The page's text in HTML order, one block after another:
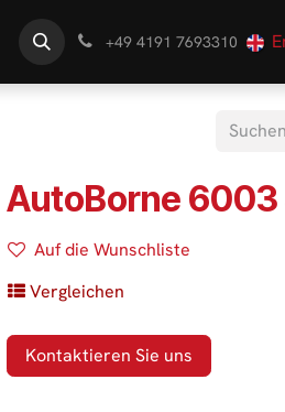
+49 4191 7693310
AutoBorne 6003
Auf die Wunschliste
Vergleichen
Kontaktieren Sie uns